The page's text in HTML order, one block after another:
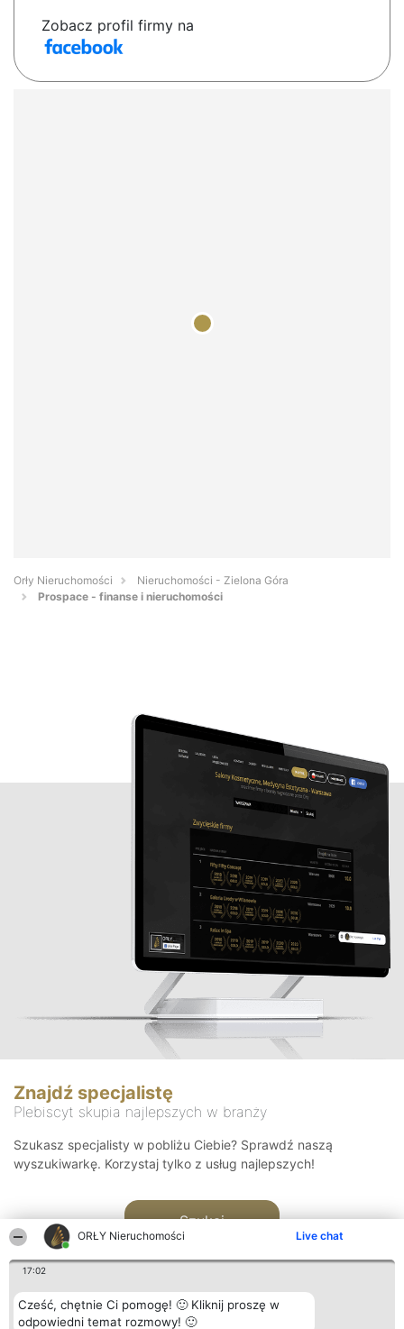
ORŁY Nieruchomości Live chat
17:02
Cześć, chętnie Ci pomogę! 🙂 Kliknij proszę w
odpowiedni temat rozmowy! 🙂
Zobacz profil firmy na
Orły Nieruchomości
Nieruchomości - Zielona Góra
Prospace - finanse i nieruchomości
Znajdź specjalistę
Plebiscyt skupia najlepszych w branży
Szukasz specjalisty w pobliżu Ciebie? Sprawdź naszą
wyszukiwarkę. Korzystaj tylko z usług najlepszych!
Szukaj